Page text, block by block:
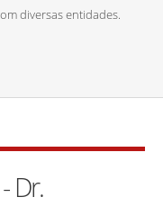
diversas entidades.
Dr.